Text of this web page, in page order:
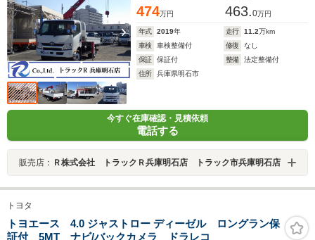
474万円 463.0万円
年式 2019年 走行 11.2万km
車検
車検整備付 修復
なし
保証
保証付 整備
法定整備付
住所
兵庫県明石市
今すぐ在庫確認・見積依頼
電話する
販売店： Ｒ株式会社 トラックＲ兵庫明石店 トラック市兵庫明石店
トヨタ
トヨエース 4.0 ジャストロー ディーゼル ロングラン保
証付 5MT ナビ/バックカメラ ドラレコ